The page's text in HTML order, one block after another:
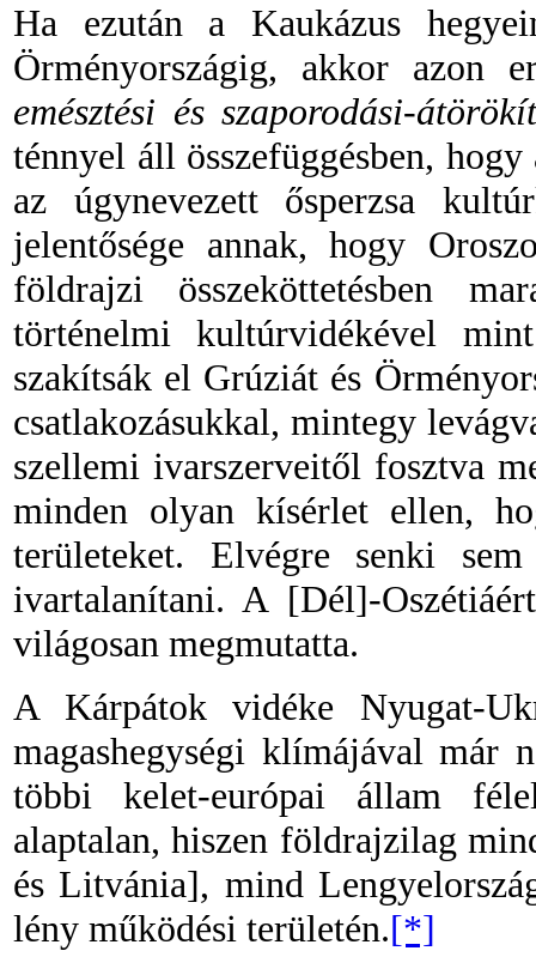
Ha ezután a Kaukázus
Örményországig, akkor azon
emésztési és szaporodási-
ténnyel áll összefüggésben,
az úgynevezett ősperzsa
jelentősége annak, hogy
földrajzi összeköttetésben
történelmi kultúrvidékével
szakítsák el Grúziát és
csatlakozásukkal, mintegy
szellemi ivarszerveitől fosztva
minden olyan kísérlet ellen,
területeket. Elvégre senki
ivartalanítani. A [Dél]-
világosan megmutatta.
A Kárpátok vidéke Nyugat-
magashegységi klímájával már
többi kelet-európai állam
alaptalan, hiszen földrajzilag
és Litvánia], mind
lény működési területén.[*]